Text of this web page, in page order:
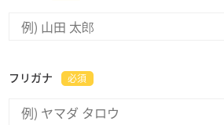
フリガナ 必須